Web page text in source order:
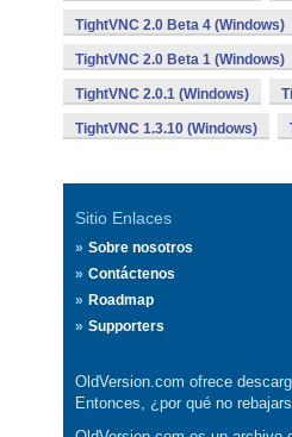
TightVNC 2.0 Beta 4 (Windows)
TightVNC 2.0 Beta 1 (Windows)
TightVNC 2.0.1 (Windows)
TightVNC 1.3.10 (Windows)
Sitio Enlaces
Sobre nosotros
Contáctenos
Roadmap
Supporters
OldVersion.com ofrece
Entonces, ¿por qué no